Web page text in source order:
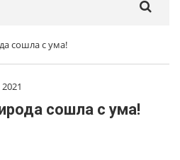
сошла с ума!
сошла с ума!